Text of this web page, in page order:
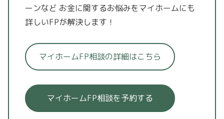
ーンなど お金に関するお悩みをマイホームにも
詳しいFPが解決します！
マイホームFP相談の詳細はこちら
マイホームFP相談を予約する